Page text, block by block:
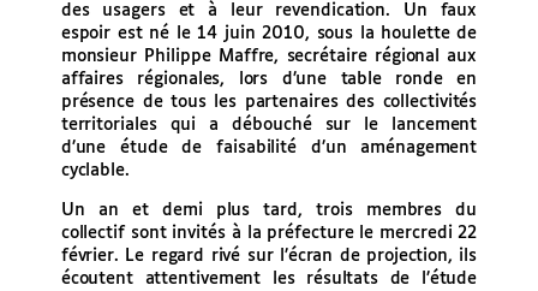
des usagers et à leur revendication. Un faux
espoir est né le 14 juin 2010, sous la houlette de
monsieur Philippe Maffre, secrétaire régional aux
affaires régionales, lors d’une table ronde en
présence de tous les partenaires des collectivités
territoriales qui a débouché sur le lancement
d’une étude de faisabilité d’un aménagement
cyclable.
Un an et demi plus tard, trois membres du
collectif sont invités à la préfecture le mercredi 22
février. Le regard rivé sur l’écran de projection, ils
écoutent attentivement les résultats de l’étude